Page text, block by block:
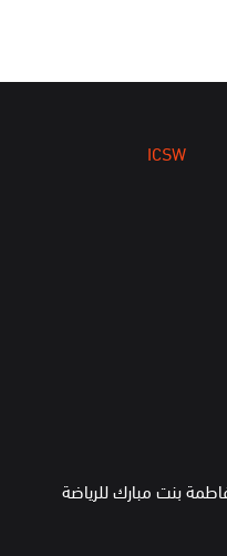
ICSW
بنت مبارك للرياضة